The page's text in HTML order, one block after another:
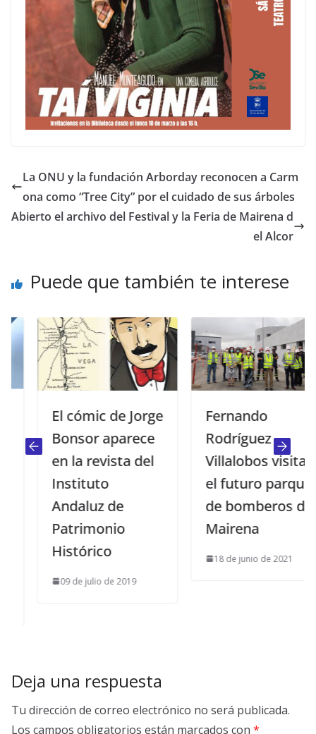
La ONU y la fundación Arborday reconocen a Carm
ona como “Tree City” por el cuidado de sus árboles
Abierto el archivo del Festival y la Feria de Mairena d
el Alcor
Puede que también te interese
El cómic de Jorge
Bonsor aparece
en la revista del
Instituto
Andaluz de
Patrimonio
Histórico
09 de julio de 2019
Fernando
Rodríguez
Villalobos visita
el futuro parque
de bomberos de
Mairena
18 de junio de 2021
Deja una respuesta
Tu dirección de correo electrónico no será publicada.
Los campos obligatorios están marcados con *